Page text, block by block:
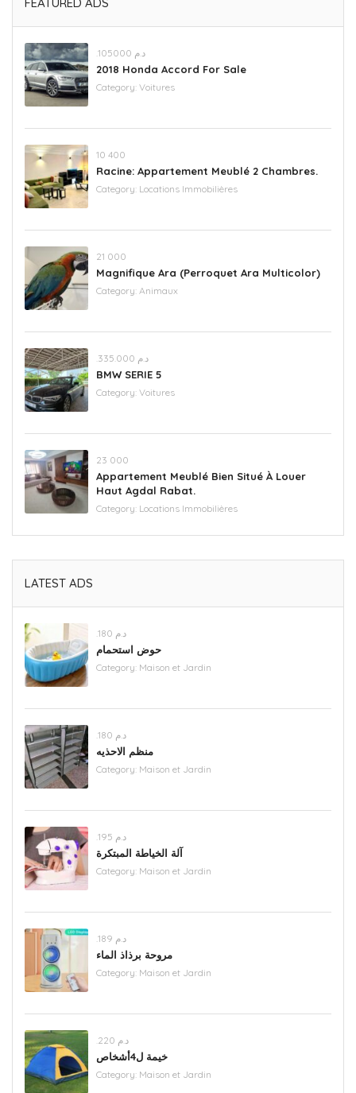
.د.م 105000
2018 Honda Accord For Sale
Category: Voitures
‪10 400
Racine: Appartement Meublé 2 Chambres.
Category: Locations Immobilières
21 000
Magnifique Ara (Perroquet Ara Multicolor)
Category: Animaux
.د.م 335.000
BMW SERIE 5
Category: Voitures
23 000
Appartement Meublé Bien Situé À Louer
Haut Agdal Rabat.
Category: Locations Immobilières
LATEST ADS
.د.م 180
حوض استحمام
Category: Maison et Jardin
.د.م 180
منظم الاحذيه
Category: Maison et Jardin
.د.م 195
آلة الخياطة المبتكرة
Category: Maison et Jardin
.د.م 189
مروحة برذاذ الماء
Category: Maison et Jardin
.د.م 220
خيمة ل4أشخاص
Category: Maison et Jardin